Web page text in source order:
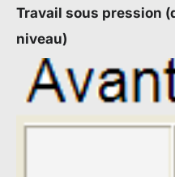
Travail sous pression
niveau)